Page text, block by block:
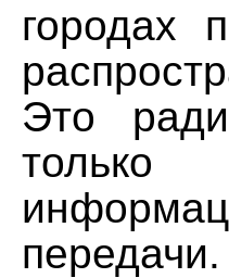
городах
Это
передачи.